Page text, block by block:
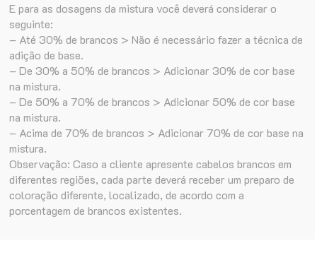
E para as dosagens da mistura você deverá considerar o
seguinte:
– Até 30% de brancos > Não é necessário fazer a técnica de
adição de base.
– De 30% a 50% de brancos > Adicionar 30% de cor base
na mistura.
– De 50% a 70% de brancos > Adicionar 50% de cor base
na mistura.
– Acima de 70% de brancos > Adicionar 70% de cor base na
mistura.
Observação: Caso a cliente apresente cabelos brancos em
diferentes regiões, cada parte deverá receber um preparo de
coloração diferente, localizado, de acordo com a
porcentagem de brancos existentes.